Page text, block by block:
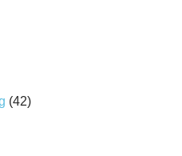
(42)